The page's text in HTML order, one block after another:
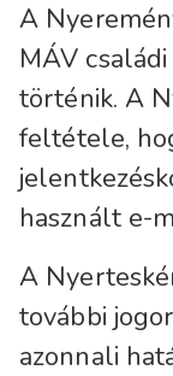
A
MÁV
történik. A
feltétele,
használt e-
A
további
azonnali